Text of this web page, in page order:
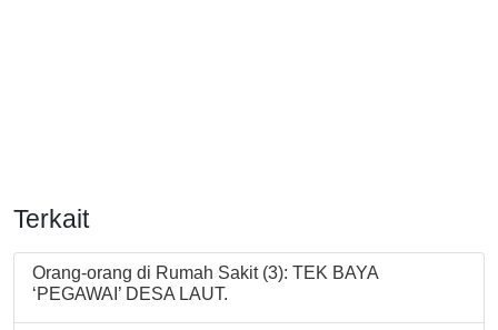
Terkait
Orang-orang di Rumah Sakit (3): TEK BAYA
‘PEGAWAI’ DESA LAUT.